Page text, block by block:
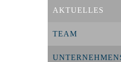
AKTUELLES
TEAM